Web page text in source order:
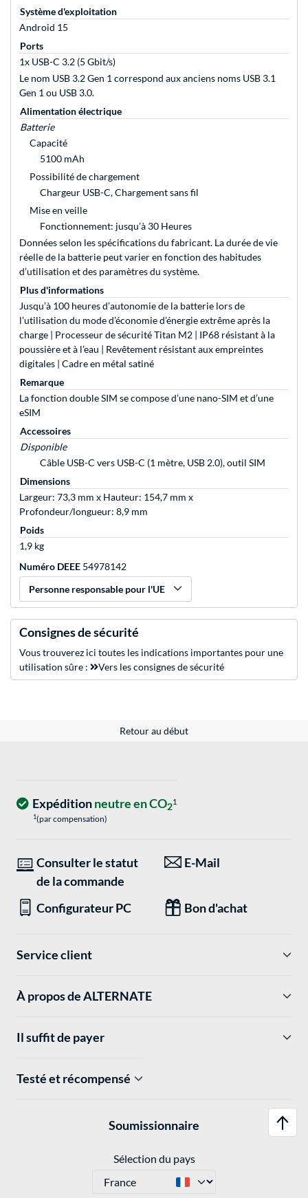
Système d'exploitation
Android 15
Ports
1x USB-C 3.2 (5 Gbit/s)
Le nom USB 3.2 Gen 1 correspond aux anciens noms USB 3.1
Gen 1 ou USB 3.0.
Alimentation électrique
Batterie
Capacité
5100 mAh
Possibilité de chargement
Chargeur USB-C, Chargement sans fil
Mise en veille
Fonctionnement: jusqu’à 30 Heures
Données selon les spécifications du fabricant. La durée de vie
réelle de la batterie peut varier en fonction des habitudes
d’utilisation et des paramètres du système.
Plus d'informations
Jusqu’à 100 heures d’autonomie de la batterie lors de
l’utilisation du mode d’économie d’énergie extrême après la
charge | Processeur de sécurité Titan M2 | IP68 résistant à la
poussière et à l’eau | Revêtement résistant aux empreintes
digitales | Cadre en métal satiné
Remarque
La fonction double SIM se compose d’une nano-SIM et d’une
eSIM
Accessoires
Disponible
Câble USB-C vers USB-C (1 mètre, USB 2.0), outil SIM
Dimensions
Largeur: 73,3 mm x Hauteur: 154,7 mm x
Profondeur/longueur: 8,9 mm
Poids
1,9 kg
Numéro DEEE 54978142
Personne responsable pour l'UE
Consignes de sécurité
Vous trouverez ici toutes les indications importantes pour une
utilisation sûre :
Vers les consignes de sécurité
Retour au début
Expéditionneutre en CO21
1(par compensation)
Consulter le statut
de la commande
E-Mail
Configurateur PC Bon d'achat
Service client
À propos de ALTERNATE
Il suffit de payer
Testé et récompensé
Soumissionnaire
Sélection du pays